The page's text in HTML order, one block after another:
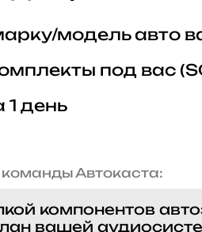
модель авто
под вас
1 день
Автокаста:
компонентов
вашей